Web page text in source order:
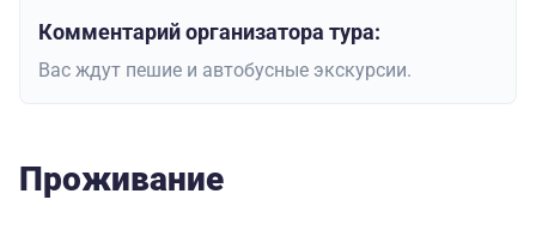
Комментарий организатора тура:
Вас ждут пешие и автобусные экскурсии.
Проживание